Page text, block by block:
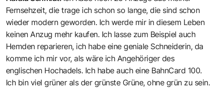
Fernsehzeit, die trage ich schon so lange, die sind schon
wieder modern geworden. Ich werde mir in diesem Leben
keinen Anzug mehr kaufen. Ich lasse zum Beispiel auch
Hemden reparieren, ich habe eine geniale Schneiderin, da
komme ich mir vor, als wäre ich Angehöriger des
englischen Hochadels. Ich habe auch eine BahnCard 100.
Ich bin viel grüner als der grünste Grüne, ohne grün zu sein.